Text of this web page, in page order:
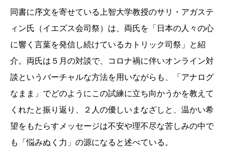
同書に序文を寄せている上智大学教授のサリ・アガステ
ィン氏（イエズス会司祭）は、両氏を「日本の人々の心
に響く言葉を発信し続けているカトリック司祭」と紹
介。両氏は５月の対談で、コロナ禍に伴いオンライン対
談というバーチャルな方法を用いながらも、「アナログ
なまま」でどのようにこの試練に立ち向かうかを教えて
くれたと振り返り、２人の優しいまなざしと、温かい希
望をもたらすメッセージは不安や理不尽な苦しみの中で
も「悩みぬく力」の源になると述べている。